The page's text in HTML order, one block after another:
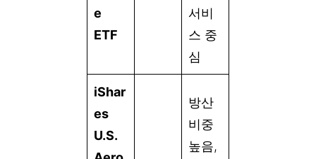
e
ETF
서비
스 중
심
iShar
es
U.S.
방산
비중
높음,